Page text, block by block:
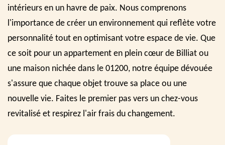
intérieurs en un havre de paix. Nous comprenons
l'importance de créer un environnement qui reflète votre
personnalité tout en optimisant votre espace de vie. Que
ce soit pour un appartement en plein cœur de Billiat ou
une maison nichée dans le 01200, notre équipe dévouée
s'assure que chaque objet trouve sa place ou une
nouvelle vie. Faites le premier pas vers un chez-vous
revitalisé et respirez l'air frais du changement.